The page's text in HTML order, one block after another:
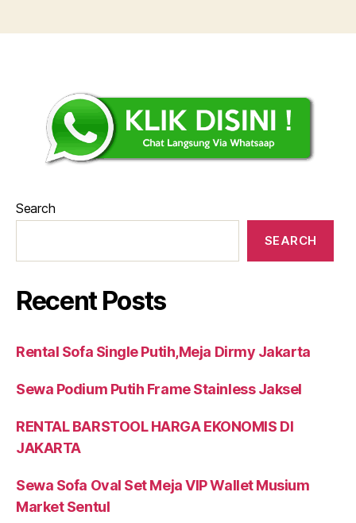
Search
SEARCH
Recent Posts
Rental Sofa Single Putih,Meja Dirmy Jakarta
Sewa Podium Putih Frame Stainless Jaksel
RENTAL BARSTOOL HARGA EKONOMIS DI
JAKARTA
Sewa Sofa Oval Set Meja VIP Wallet Musium
Market Sentul